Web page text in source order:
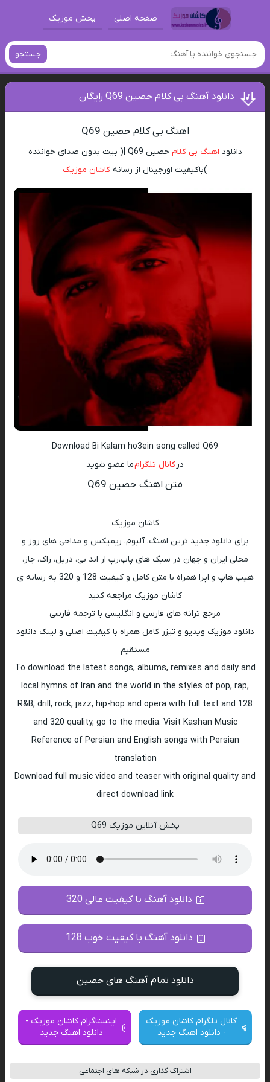
صفحه اصلی پخش موزیک
جستجو
دانلود آهنگ بی کلام حصین Q69 رایگان
اهنگ بی کلام حصین Q69
دانلود اهنگ بی کلام
حصین Q69 |( بیت بدون صدای خواننده
)باکیفیت اورجینال از رسانه کاشان موزیک
Download Bi Kalam ho3ein song called Q69
در کانال تلگرامما عضو شوید
متن اهنگ حصین Q69
کاشان موزیک
برای دانلود جدید ترین اهنگ، آلبوم، ریمیکس و مداحی های روز و
محلی ایران و جهان در سبک های پاپ،رپ ار اند بی، دریل، راک، جاز،
هیپ هاپ و اپرا همراه با متن کامل و کیفیت 128 و 320 به رسانه ی
کاشان موزیک مراجعه کنید
مرجع ترانه های فارسی و انگلیسی با ترجمه فارسی
دانلود موزیک ویدیو و تیزر کامل همراه با کیفیت اصلی و لینک دانلود
مستقیم
To download the latest songs, albums, remixes and daily and
local hymns of Iran and the world in the styles of pop, rap,
R&B, drill, rock, jazz, hip-hop and opera with full text and 128
and 320 quality, go to the media. Visit Kashan Music
Reference of Persian and English songs with Persian
translation
Download full music video and teaser with original quality and
direct download link
پخش آنلاین موزیک Q69
دانلود آهنگ با کیفیت عالی 320
دانلود آهنگ با کیفیت خوب 128
دانلود تمام آهنگ های حصین
کانال تلگرام کاشان موزیک
- دانلود اهنگ جدید
اینستاگرام کاشان موزیک -
دانلود اهنگ جدید
اشتراک گذاری در شبکه های اجتماعی